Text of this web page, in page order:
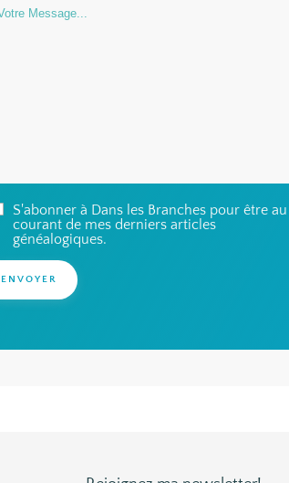
S'abonner à Dans les Branches pour être au
courant de mes derniers articles
généalogiques.
ENVOYER